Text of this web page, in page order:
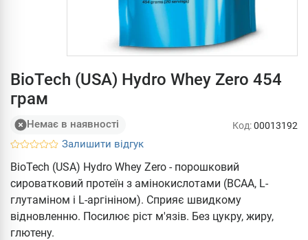
BioTech (USA) Hydro Whey Zero 454
грам
Немає в наявності
Залишити відгук
Код:00013192
BioTech (USA) Hydro Whey Zero - порошковий
сироватковий протеїн з амінокислотами (ВСАА, L-
глутаміном і L-аргініном). Сприяє швидкому
відновленню. Посилює ріст м'язів. Без цукру, жиру,
глютену.